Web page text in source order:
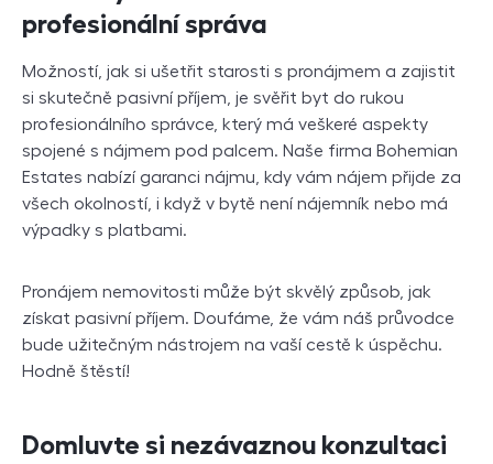
profesionální správa
Možností, jak si ušetřit starosti s pronájmem a zajistit
si skutečně pasivní příjem, je svěřit byt do rukou
profesionálního správce, který má veškeré aspekty
spojené s nájmem pod palcem. Naše firma Bohemian
Estates nabízí garanci nájmu, kdy vám nájem přijde za
všech okolností, i když v bytě není nájemník nebo má
výpadky s platbami.
Pronájem nemovitosti může být skvělý způsob, jak
získat pasivní příjem. Doufáme, že vám náš průvodce
bude užitečným nástrojem na vaší cestě k úspěchu.
Hodně štěstí!
Domluvte si nezávaznou konzultaci